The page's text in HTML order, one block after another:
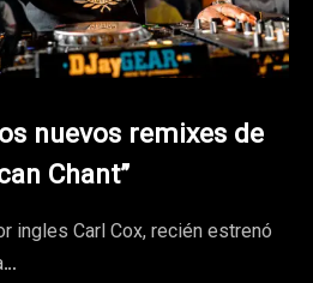
nuevos remixes de
Chant”
ingles Carl Cox, recién estrenó